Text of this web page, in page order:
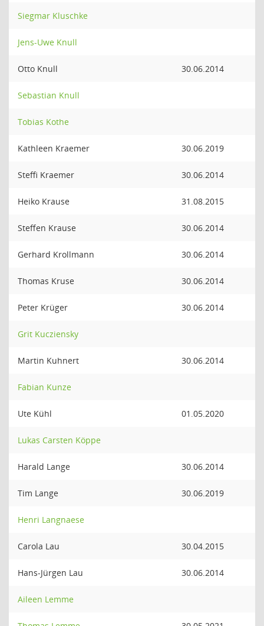
Siegmar Kluschke
Jens-Uwe Knull
Otto Knull 30.06.2014
Sebastian Knull
Tobias Kothe
Kathleen Kraemer 30.06.2019
Steffi Kraemer 30.06.2014
Heiko Krause 31.08.2015
Steffen Krause 30.06.2014
Gerhard Krollmann 30.06.2014
Thomas Kruse 30.06.2014
Peter Krüger 30.06.2014
Grit Kucziensky
Martin Kuhnert 30.06.2014
Fabian Kunze
Ute Kühl 01.05.2020
Lukas Carsten Köppe
Harald Lange 30.06.2014
Tim Lange 30.06.2019
Henri Langnaese
Carola Lau 30.04.2015
Hans-Jürgen Lau 30.06.2014
Aileen Lemme